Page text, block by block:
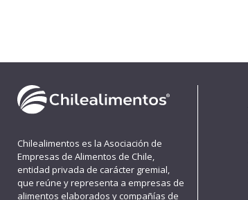
Chilealimentos es la Asociación de
Empresas de Alimentos de Chile,
entidad privada de carácter gremial,
que reúne y representa a empresas de
alimentos elaborados y compañías de